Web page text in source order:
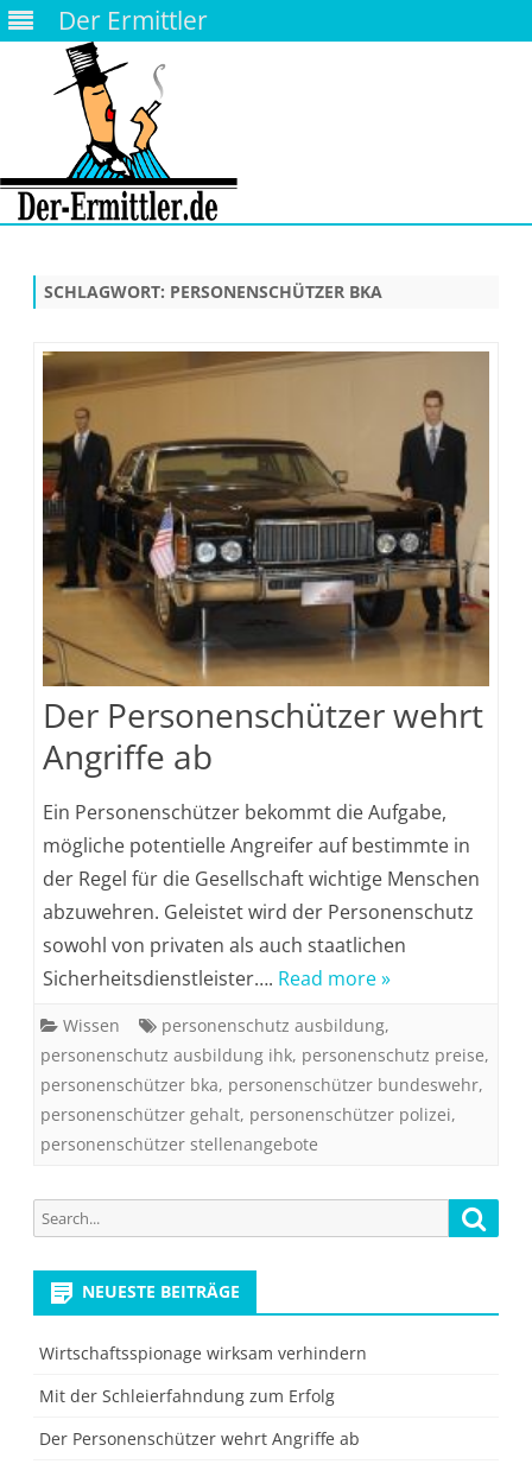
Der Ermittler
SCHLAGWORT: PERSONENSCHÜTZER BKA
Der Personenschützer wehrt
Angriffe ab
Ein Personenschützer bekommt die Aufgabe,
mögliche potentielle Angreifer auf bestimmte in
der Regel für die Gesellschaft wichtige Menschen
abzuwehren. Geleistet wird der Personenschutz
sowohl von privaten als auch staatlichen
Sicherheitsdienstleister…. Read more »
Wissen personenschutz ausbildung,
personenschutz ausbildung ihk, personenschutz preise,
personenschützer bka, personenschützer bundeswehr,
personenschützer gehalt, personenschützer polizei,
personenschützer stellenangebote
Search
for:
NEUESTE BEITRÄGE
Wirtschaftsspionage wirksam verhindern
Mit der Schleierfahndung zum Erfolg
Der Personenschützer wehrt Angriffe ab